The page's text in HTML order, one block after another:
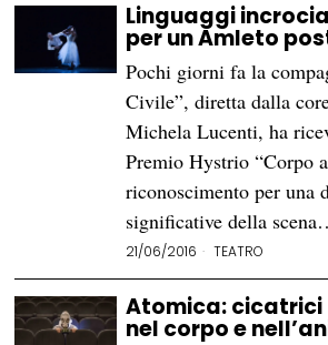
Linguaggi
per un Amleto
Pochi giorni fa la
Civile”, diretta dalla
Michela Lucenti, ha
Premio Hystrio “Corpo
riconoscimento per una
significative della
21/06/2016 TEATRO
Atomica: cicatrici
nel corpo e